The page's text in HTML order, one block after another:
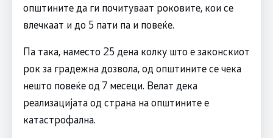
општините да ги почитуваат роковите, кои се
влечкаат и до 5 пати па и повеќе.
Па така, наместо 25 дена колку што е законскиот
рок за градежна дозвола, од општините се чека
нешто повеќе од 7 месеци. Велат дека
реализацијата од страна на општините е
катастрофална.